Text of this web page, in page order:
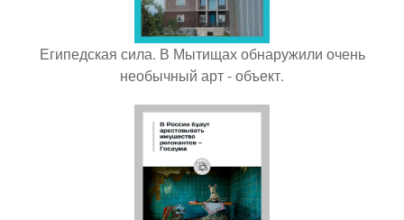
Египедская сила. В Мытищах обнаружили очень
необычный арт - объект.